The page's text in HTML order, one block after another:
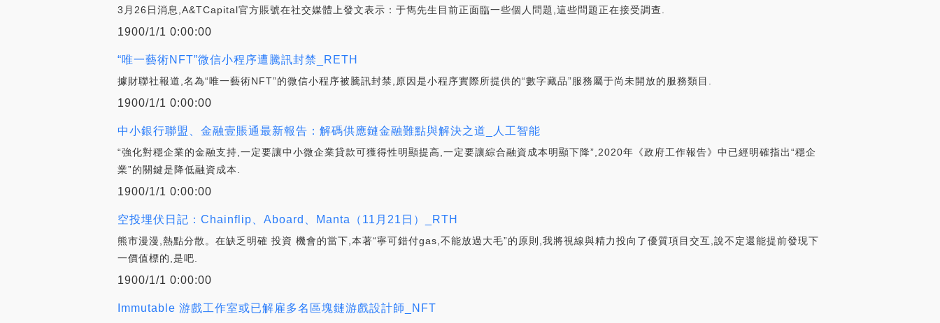
3月26日消息,A&TCapital官方賬號在社交媒體上發文表示：于雋先生目前正面臨一些個人問題,這些問題正在接受調查.
1900/1/1 0:00:00
“唯一藝術NFT”微信小程序遭騰訊封禁_RETH
據財聯社報道,名為“唯一藝術NFT”的微信小程序被騰訊封禁,原因是小程序實際所提供的“數字藏品”服務屬于尚未開放的服務類目.
1900/1/1 0:00:00
中小銀行聯盟、金融壹賬通最新報告：解碼供應鏈金融難點與解決之道_人工智能
“強化對穩企業的金融支持,一定要讓中小微企業貸款可獲得性明顯提高,一定要讓綜合融資成本明顯下降”,2020年《政府工作報告》中已經明確指出“穩企
業”的關鍵是降低融資成本.
1900/1/1 0:00:00
空投埋伏日記：Chainflip、Aboard、Manta（11月21日）_RTH
熊市漫漫,熱點分散。在缺乏明確 投資 機會的當下,本著“寧可錯付gas,不能放過大毛”的原則,我將視線與精力投向了優質項目交互,說不定還能提前發現下
一價值標的,是吧.
1900/1/1 0:00:00
Immutable 游戲工作室或已解雇多名區塊鏈游戲設計師_NFT